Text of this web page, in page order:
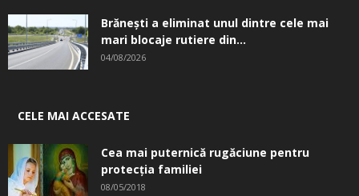
Brănești a eliminat unul dintre cele mai
mari blocaje rutiere din...
04/08/2026
CELE MAI ACCESATE
Cea mai puternică rugăciune pentru
protecția familiei
08/05/2018